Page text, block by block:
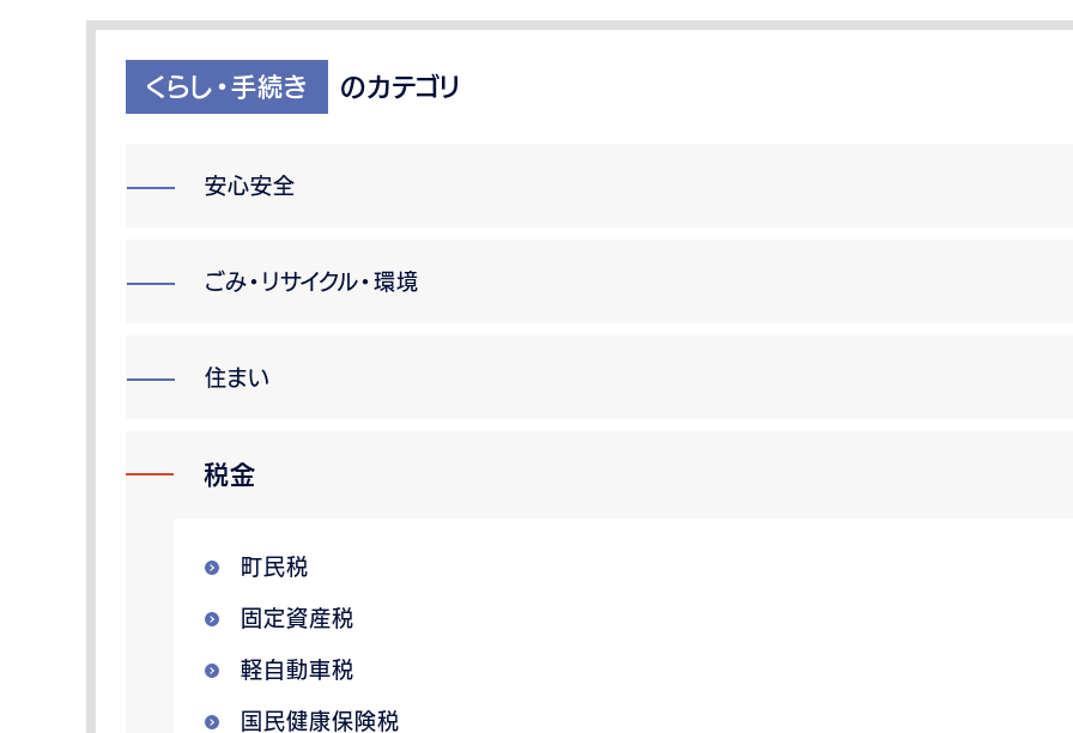
くらし・手続き のカテゴリ
安心安全
ごみ・リサイクル・環境
住まい
税金
町民税
固定資産税
軽自動車税
国民健康保険税